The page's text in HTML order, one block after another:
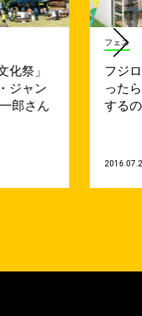
化祭」
ジャン
郎さん
フェス
フジ
った
する